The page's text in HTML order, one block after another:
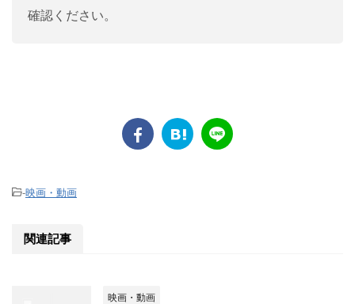
確認ください。
-映画・動画
関連記事
映画・動画